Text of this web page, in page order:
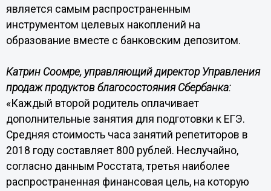
является самым распространенным
инструментом целевых накоплений на
образование вместе с банковским депозитом.
Катрин Соомре, управляющий директор Управления
продаж продуктов благосостояния Сбербанка:
«Каждый второй родитель оплачивает
дополнительные занятия для подготовки к ЕГЭ.
Средняя стоимость часа занятий репетиторов в
2018 году составляет 800 рублей. Неслучайно,
согласно данным Росстата, третья наиболее
распространенная финансовая цель, на которую